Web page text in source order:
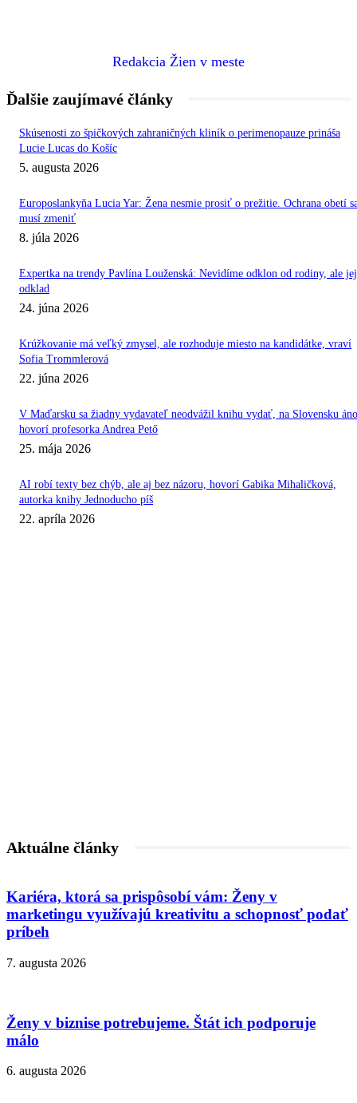
Redakcia Žien v meste
Ďalšie zaujímavé články
Skúsenosti zo špičkových zahraničných kliník o perimenopauze prináša
Lucie Lucas do Košíc
5. augusta 2026
Europoslankyňa Lucia Yar: Žena nesmie prosiť o prežitie. Ochrana obetí
musí zmeniť
8. júla 2026
Expertka na trendy Pavlína Louženská: Nevidíme odklon od rodiny, ale jej
odklad
24. júna 2026
Krúžkovanie má veľký zmysel, ale rozhoduje miesto na kandidátke, vraví
Sofia Trommlerová
22. júna 2026
V Maďarsku sa žiadny vydavateľ neodvážil knihu vydať, na Slovensku
hovorí profesorka Andrea Pető
25. mája 2026
AI robí texty bez chýb, ale aj bez názoru, hovorí Gabika Mihaličková,
autorka knihy Jednoducho píš
22. apríla 2026
Aktuálne články
Kariéra, ktorá sa prispôsobí vám: Ženy v
marketingu využívajú kreativitu a schopnosť podať
príbeh
7. augusta 2026
Ženy v biznise potrebujeme. Štát ich podporuje
málo
6. augusta 2026